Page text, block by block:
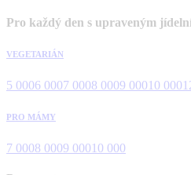
Pro každý den s upraveným
VEGETARIÁN
5 0006 0007 0008 0009 00010 000
PRO MÁMY
7 0008 0009 00010 000